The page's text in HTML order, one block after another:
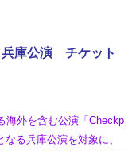
庫公演 チケット
海外を含む公演「Checkp
る兵庫公演を対象に、